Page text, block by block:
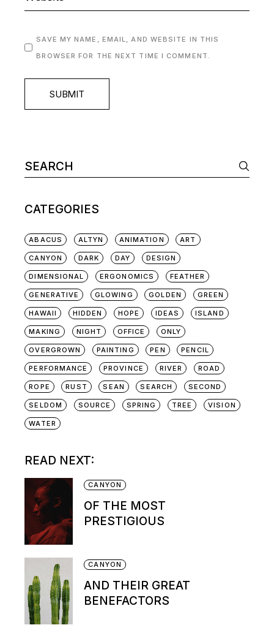
SAVE MY NAME, EMAIL, AND WEBSITE IN THIS
BROWSER FOR THE NEXT TIME I COMMENT.
SUBMIT
CATEGORIES
ABACUS ALTYN ANIMATION ART
CANYON DARK DAY DESIGN
DIMENSIONAL ERGONOMICS FEATHER
GENERATIVE GLOWING GOLDEN GREEN
HAWAII HIDDEN HOPE IDEAS ISLAND
MAKING NIGHT OFFICE ONLY
OVERGROWN PAINTING PEN PENCIL
PERFORMANCE PROVINCE RIVER ROAD
ROPE RUST SEAN SEARCH SECOND
SELDOM SOURCE SPRING TREE VISION
WATER
READ NEXT:
CANYON
OF THE MOST
PRESTIGIOUS
CANYON
AND THEIR GREAT
BENEFACTORS